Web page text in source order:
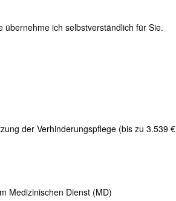
ich selbstverständlich für Sie.
der Verhinderungspflege (bis zu 3.539 €
Medizinischen Dienst (MD)